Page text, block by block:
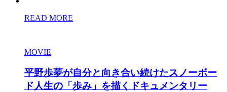
READ MORE
MOVIE
平野歩夢が自分と向き合い続けたスノーボー
ド人生の「歩み」を描くドキュメンタリー